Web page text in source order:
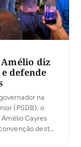
diz
defende
na
(PSDB), o
Cayres
desta